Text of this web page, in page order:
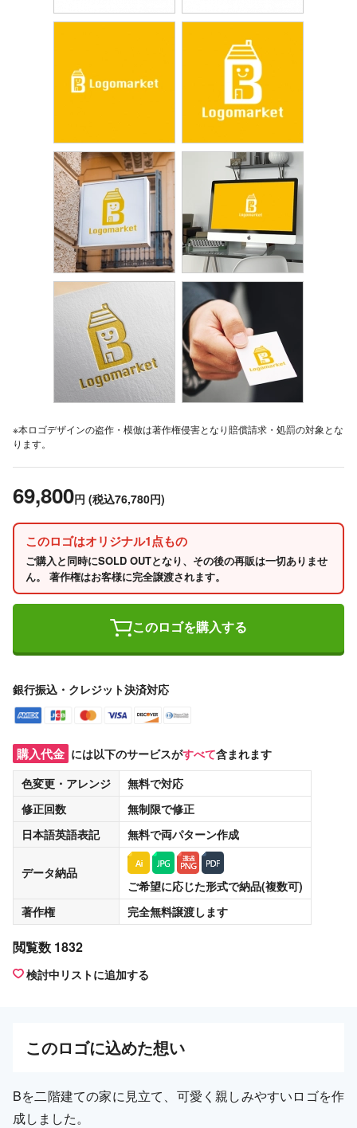
※本ロゴデザインの盗作・模倣は著作権侵害となり賠償請求・処罰の対象とな
ります。
69,800円 (税込76,780円)
このロゴはオリジナル1点もの
ご購入と同時にSOLD OUTとなり、その後の再販は一切ありませ
ん。 著作権はお客様に完全譲渡されます。
このロゴを購入する
銀行振込・クレジット決済対応
購入代金 には以下のサービスがすべて含まれます
色変更・アレンジ
無料で対応
修正回数
無制限で修正
日本語英語表記
無料で両パターン作成
データ納品
ご希望に応じた形式で納品(複数可)
著作権
完全無料譲渡します
閲覧数 1832
検討中リストに追加する
このロゴに込めた想い
Bを二階建ての家に見立て、可愛く親しみやすいロゴを作
成しました。